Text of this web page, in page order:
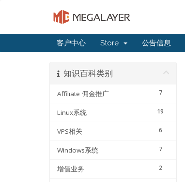
客户中心 Store 公告信息
知识百科类别
7
Affiliate 佣金推广
19
Linux系统
6
VPS相关
7
Windows系统
2
增值业务